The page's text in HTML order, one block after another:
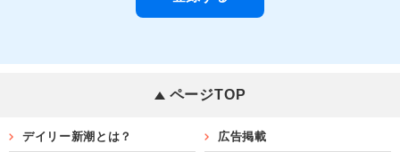
ページTOP
デイリー新潮とは？ 広告掲載